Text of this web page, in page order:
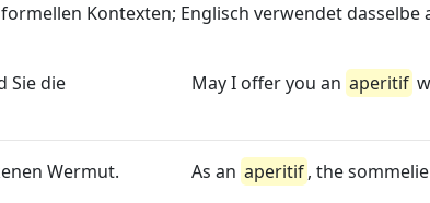
Kontexten; Englisch verwendet dasselbe
Sie die
May I offer you an aperitif
Wermut. As an aperitif, the